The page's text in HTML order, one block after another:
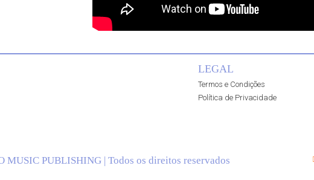
LEGAL
Termos e Condições
Política de Privacidade
MUSIC PUBLISHING | Todos os direitos reservados